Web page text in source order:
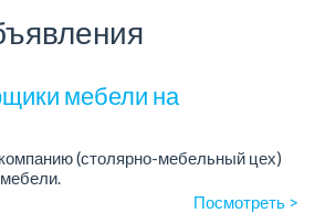
мебели на
(столярно-мебельный цех)
до 18.00.
Посмотреть >